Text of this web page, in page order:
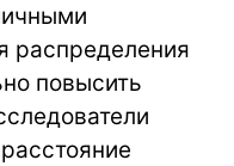
распределения
повысить